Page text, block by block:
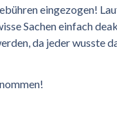
eingezogen!
Sachen einfach
da jeder wusste